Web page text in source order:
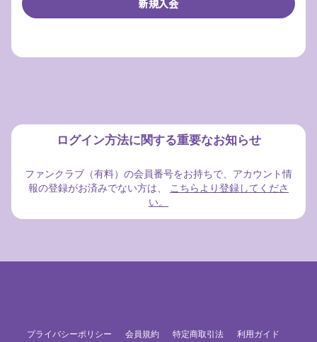
ログイン方法に関する重要なお知らせ
ファンクラブ（有料）の会員番号をお持ちで、アカウント情
報の登録がお済みでない方は、 こちらより登録してくださ
い。
プライバシーポリシー 会員規約 特定商取引法
利用ガイド